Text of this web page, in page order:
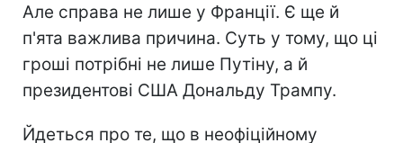
Але справа не лише у Франції. Є ще й
п'ята важлива причина. Суть у тому, що ці
гроші потрібні не лише Путіну, а й
президентові США Дональду Трампу.
Йдеться про те, що в неофіційному